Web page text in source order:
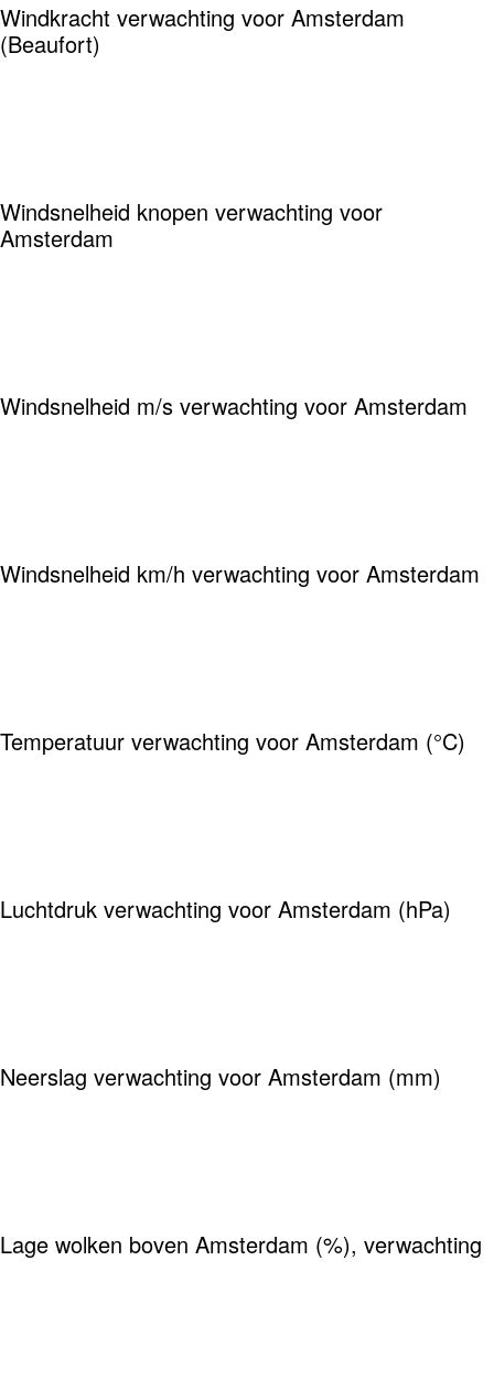
Windkracht verwachting voor Amsterdam
(Beaufort)
Windsnelheid knopen verwachting voor
Amsterdam
Windsnelheid m/s verwachting voor Amsterdam
Windsnelheid km/h verwachting voor Amsterdam
Temperatuur verwachting voor Amsterdam (°C)
Luchtdruk verwachting voor Amsterdam (hPa)
Neerslag verwachting voor Amsterdam (mm)
Lage wolken boven Amsterdam (%), verwachting